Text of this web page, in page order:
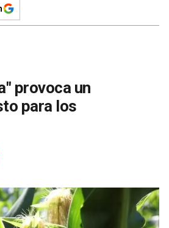
provoca un
para los